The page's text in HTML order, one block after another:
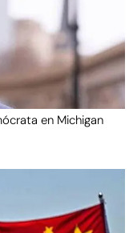
en Michigan